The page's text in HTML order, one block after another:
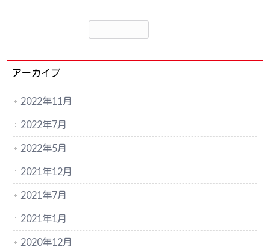
アーカイブ
2022年11月
2022年7月
2022年5月
2021年12月
2021年7月
2021年1月
2020年12月